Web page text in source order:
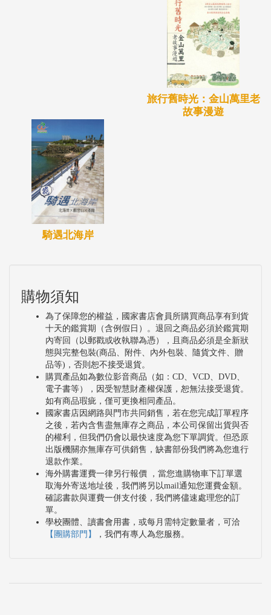
旅行舊時光：金山萬里老
故事漫遊
騎遇北海岸
購物須知
為了保障您的權益，國家書店會員所購買商品享有到貨
十天的鑑賞期（含例假日）。退回之商品必須於鑑賞期
內寄回（以郵戳或收執聯為憑），且商品必須是全新狀
態與完整包裝(商品、附件、內外包裝、隨貨文件、贈
品等)，否則恕不接受退貨。
購買產品如為數位影音商品（如：CD、VCD、DVD、
電子書等），因受智慧財產權保護，恕無法接受退貨。
如有商品瑕疵，僅可更換相同產品。
國家書店因網路與門市共同銷售，若在您完成訂單程序
之後，若內含售盡無庫存之商品，本公司保留出貨與否
的權利，但我們仍會以最快速度為您下單調貨。但恐原
出版機關亦無庫存可供銷售，缺書部份我們將為您進行
退款作業。
海外購書運費一律另行報價 ，當您進購物車下訂單選
取海外寄送地址後，我們將另以mail通知您運費金額。
確認書款與運費一併支付後，我們將儘速處理您的訂
單。
學校團體、讀書會用書，或每月需特定數量者，可洽
【團購部門】
，我們有專人為您服務。